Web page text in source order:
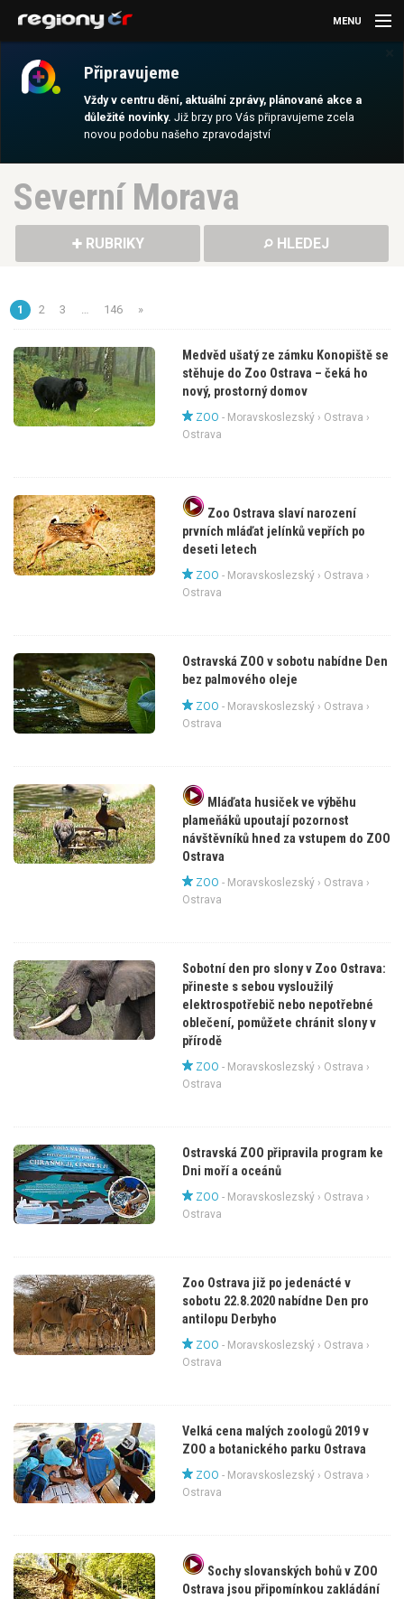
Připravujeme
Vždy v centru dění, aktuální zprávy, plánované akce a
důležité novinky.Již brzy pro Vás připravujeme zcela
novou podobu našeho zpravodajství
MENU
AKTUALITY
Severní Morava
RUBRIKY HLEDEJ
1 2 3 146 »
Medvěd ušatý ze zámku Konopiště se
stěhuje do Zoo Ostrava – čeká ho
nový, prostorný domov
ZOO - Moravskoslezský› Ostrava ›
Ostrava
Zoo Ostrava slaví narození
prvních mláďat jelínků vepřích po
deseti letech
ZOO - Moravskoslezský› Ostrava ›
Ostrava
Ostravská ZOO v sobotu nabídne Den
bez palmového oleje
ZOO - Moravskoslezský› Ostrava ›
Ostrava
Mláďata husiček ve výběhu
plameňáků upoutají pozornost
návštěvníků hned za vstupem do ZOO
Ostrava
ZOO - Moravskoslezský› Ostrava ›
Ostrava
Sobotní den pro slony v Zoo Ostrava:
přineste s sebou vysloužilý
elektrospotřebič nebo nepotřebné
oblečení, pomůžete chránit slony v
přírodě
ZOO - Moravskoslezský› Ostrava ›
Ostrava
Ostravská ZOO připravila program ke
Dni moří a oceánů
ZOO - Moravskoslezský› Ostrava ›
Ostrava
Zoo Ostrava již po jedenácté v
sobotu 22.8.2020 nabídne Den pro
antilopu Derbyho
ZOO - Moravskoslezský› Ostrava ›
Ostrava
Velká cena malých zoologů 2019 v
ZOO a botanického parku Ostrava
ZOO - Moravskoslezský› Ostrava ›
Ostrava
Sochy slovanských bohů v ZOO
Ostrava jsou připomínkou zakládání